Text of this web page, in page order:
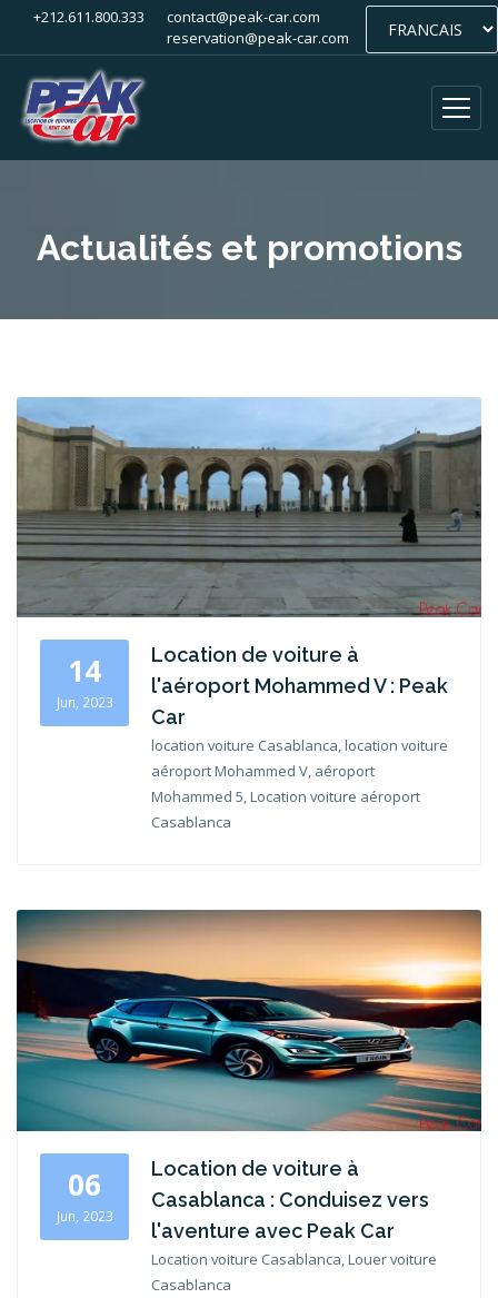
+212.611.800.333
contact@peak-car.com
reservation@peak-car.com
Actualités et promotions
14
Jun, 2023
Location de voiture à
l'aéroport Mohammed V : Peak
Car
location voiture Casablanca, location voiture
aéroport Mohammed V, aéroport
Mohammed 5, Location voiture aéroport
Casablanca
06
Jun, 2023
Location de voiture à
Casablanca : Conduisez vers
l'aventure avec Peak Car
Location voiture Casablanca, Louer voiture
Casablanca